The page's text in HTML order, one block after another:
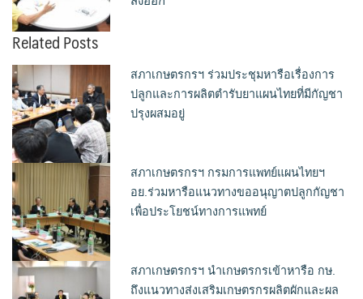
Related Posts
สภาเกษตรกรฯ ร่วมประชุมหารือเรื่องการ
ปลูกและการผลิตตำรับยาแผนไทยที่มีกัญชา
ปรุงผสมอยู่
สภาเกษตรกรฯ กรมการแพทย์แผนไทยฯ
อย.ร่วมหารือแนวทางขออนุญาตปลูกกัญชา
เพื่อประโยชน์ทางการแพทย์
สภาเกษตรกรฯ นำเกษตรกรเข้าหารือ กษ.
ถึงแนวทางส่งเสริมเกษตรกรผลิตผักและผล